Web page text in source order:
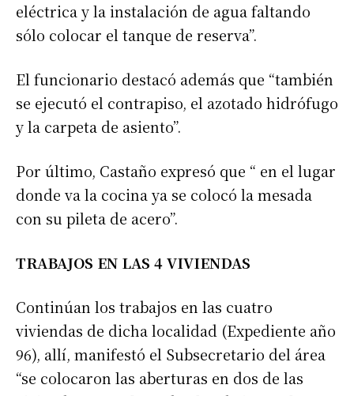
eléctrica y la instalación de agua faltando
sólo colocar el tanque de reserva”.
El funcionario destacó además que “también
se ejecutó el contrapiso, el azotado hidrófugo
y la carpeta de asiento”.
Por último, Castaño expresó que “ en el lugar
donde va la cocina ya se colocó la mesada
con su pileta de acero”.
TRABAJOS EN LAS 4 VIVIENDAS
Continúan los trabajos en las cuatro
viviendas de dicha localidad (Expediente año
96), allí, manifestó el Subsecretario del área
“se colocaron las aberturas en dos de las